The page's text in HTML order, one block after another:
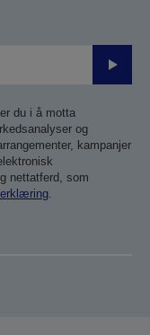
Send
du i å motta
og
kampanjer
nettatferd, som
.